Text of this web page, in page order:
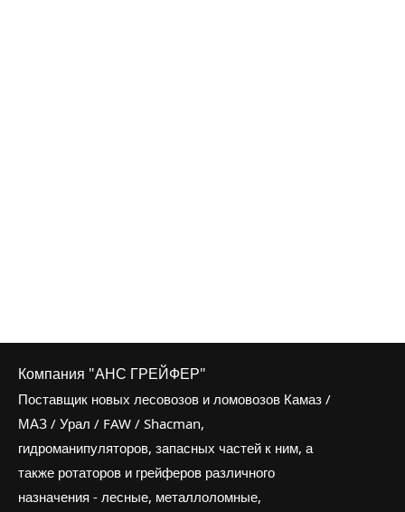
Компания "АНС ГРЕЙФЕР"
Поставщик новых лесовозов и ломовозов Камаз /
МАЗ / Урал / FAW / Shacman,
гидроманипуляторов, запасных частей к ним, а
также ротаторов и грейферов различного
назначения - лесные, металлоломные,